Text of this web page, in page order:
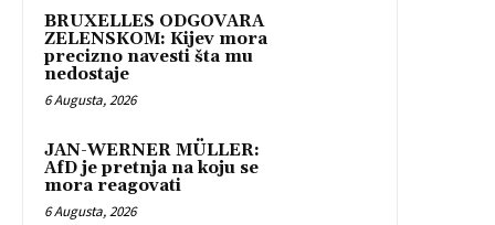
BRUXELLES ODGOVARA
ZELENSKOM: Kijev mora
precizno navesti šta mu
nedostaje
6 Augusta, 2026
JAN-WERNER MÜLLER:
AfD je pretnja na koju se
mora reagovati
6 Augusta, 2026